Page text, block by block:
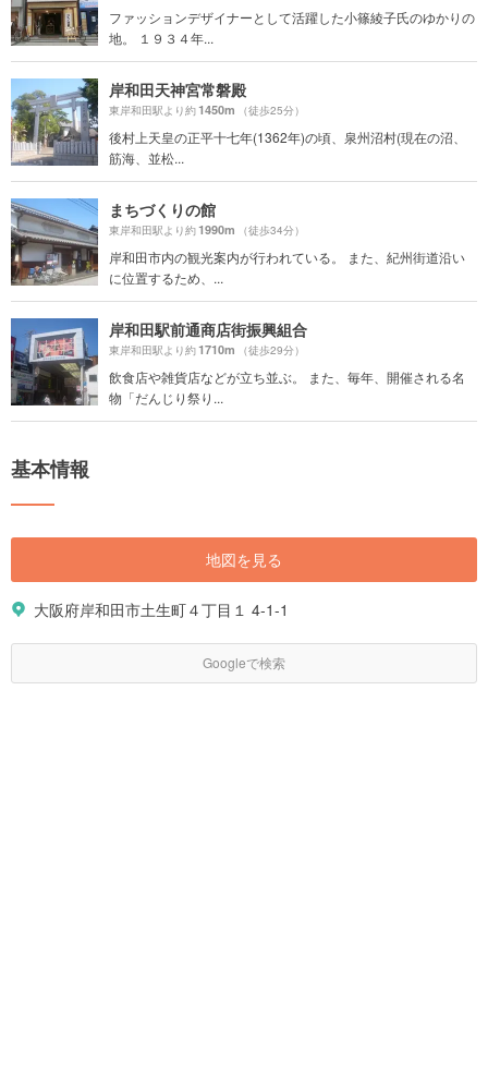
ファッションデザイナーとして活躍した小篠綾子氏のゆかりの
地。 １９３４年...
岸和田天神宮常磐殿
東岸和田駅より約1450m （徒歩25分）
後村上天皇の正平十七年(1362年)の頃、泉州沼村(現在の沼、
筋海、並松...
まちづくりの館
東岸和田駅より約1990m （徒歩34分）
岸和田市内の観光案内が行われている。 また、紀州街道沿い
に位置するため、...
岸和田駅前通商店街振興組合
東岸和田駅より約1710m （徒歩29分）
飲食店や雑貨店などが立ち並ぶ。 また、毎年、開催される名
物「だんじり祭り...
基本情報
地図を見る
大阪府岸和田市土生町４丁目１ 4-1-1
Googleで検索